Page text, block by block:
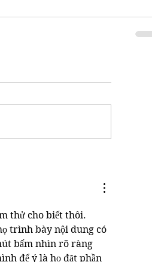
thử cho biết thôi.
trình bày nội dung có
bấm nhìn rõ ràng
để ý là họ đặt phần